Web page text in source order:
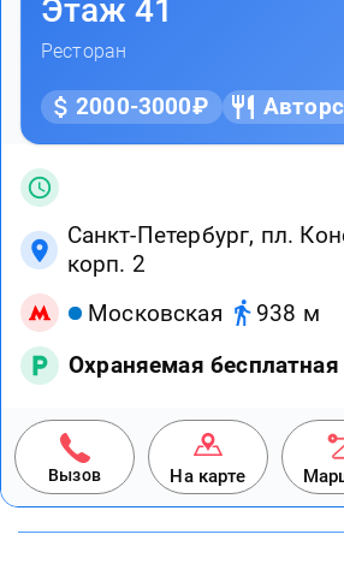
Этаж 41
Ресторан
2000-3000₽
Санкт-Петербург, пл.
корп. 2
Московская
938 м
Охраняемая бесплатная
Вызов На карте